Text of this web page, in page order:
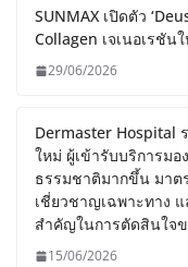
SUNMAX เปิดตัว
Collagen เจเนอเรชัน
29/06/2026
Dermaster Hospital
ใหม่ ผู้เข้ารับบริการม
ธรรมชาติมากขึ้น มาต
เชี่ยวชาญเฉพาะทาง
สำคัญในการตัดสินใจ
15/06/2026